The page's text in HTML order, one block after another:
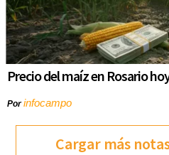
Precio del maíz en Rosario
Porinfocampo
Cargar más